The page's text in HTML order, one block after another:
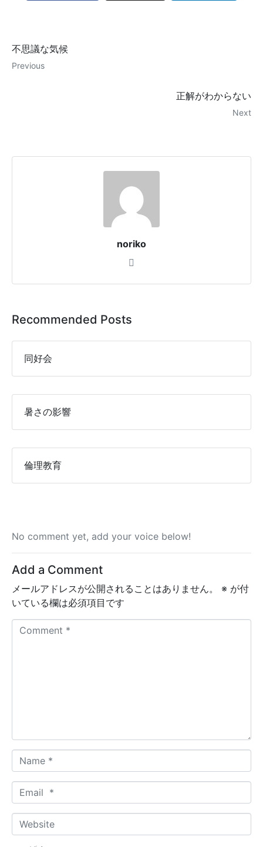
不思議な気候
Previous
正解がわからない
Next
noriko
Recommended Posts
同好会
暑さの影響
倫理教育
No comment yet, add your voice below!
Add a Comment
メールアドレスが公開されることはありません。 ※ が付
いている欄は必須項目です
a
m
*
m
aW
e